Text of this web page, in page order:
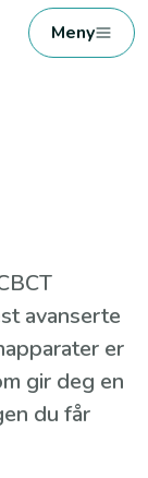
Meny
avanserte
er
gir deg en
du får